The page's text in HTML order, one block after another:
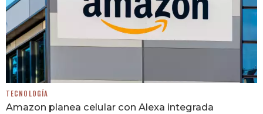
TECNOLOGÍA
Amazon planea celular con Alexa integrada